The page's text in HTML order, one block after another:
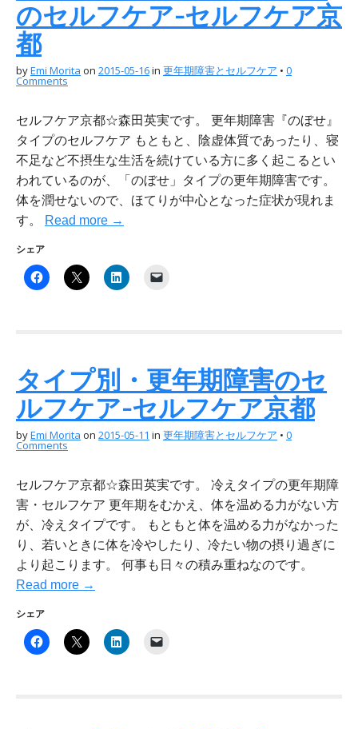
のセルフケア-セルフケア京
都
byEmi Morita on 2015-05-16in 更年期障害とセルフケア • 0
Comments
セルフケア京都☆森田英実です。 更年期障害『のぼせ』
タイプのセルフケア もともと、陰虚体質であったり、寝
不足など不摂生な生活を続けている方に多く起こるとい
われているのが、「のぼせ」タイプの更年期障害です。
体を潤せないので、ほてりが中心となった症状が現れま
す。
Read more →
シェア
タイプ別・更年期障害のセ
ルフケア-セルフケア京都
byEmi Morita on 2015-05-11 in 更年期障害とセルフケア • 0
Comments
セルフケア京都☆森田英実です。 冷えタイプの更年期障
害・セルフケア 更年期をむかえ、体を温める力がない方
が、冷えタイプです。 もともと体を温める力がなかった
り、若いときに体を冷やしたり、冷たい物の摂り過ぎに
より起こります。 何事も日々の積み重ねなのです。
Read more →
シェア